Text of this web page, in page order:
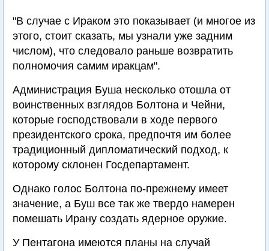
"В случае с Ираком это показывает (и многое из
этого, стоит сказать, мы узнали уже задним
числом), что следовало раньше возвратить
полномочия самим иракцам".
Администрация Буша несколько отошла от
воинственных взглядов Болтона и Чейни,
которые господствовали в ходе первого
президентского срока, предпочтя им более
традиционный дипломатический подход, к
которому склонен Госдепартамент.
Однако голос Болтона по-прежнему имеет
значение, а Буш все так же твердо намерен
помешать Ирану создать ядерное оружие.
У Пентагона имеются планы на случай